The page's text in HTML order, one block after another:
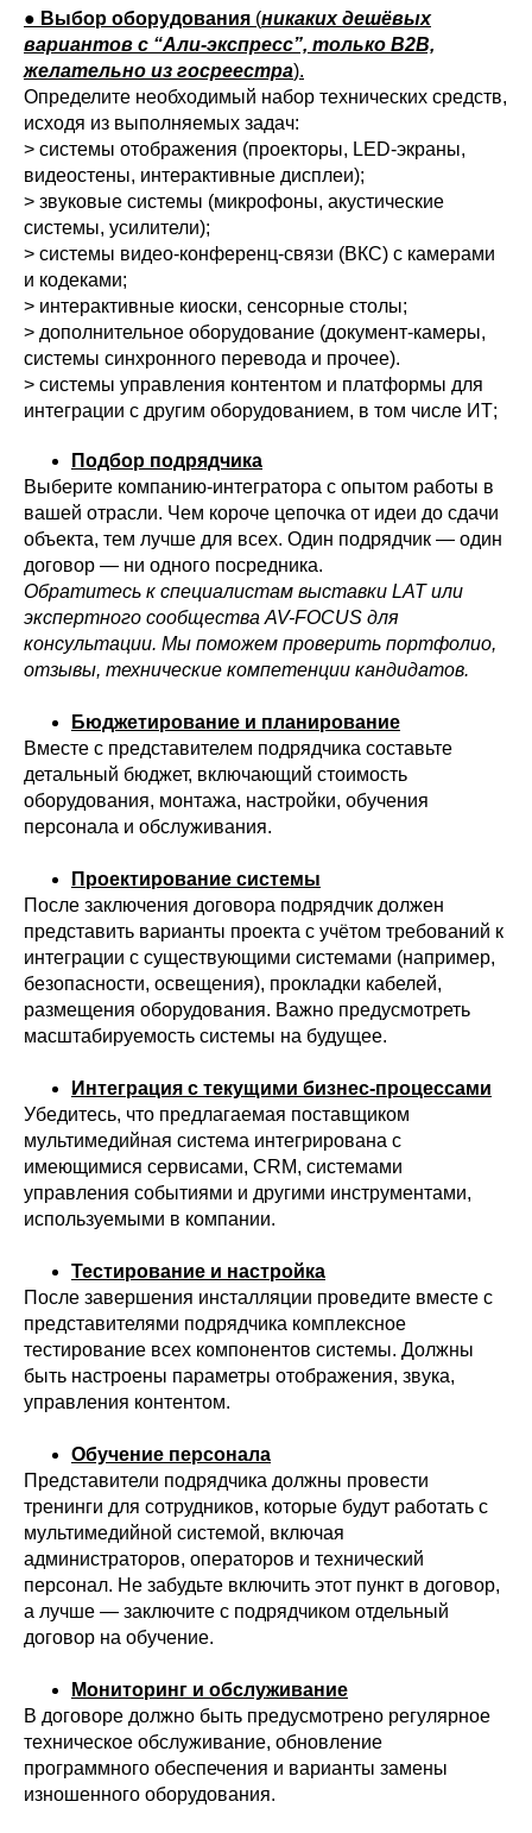
● Выбор оборудования (никаких дешёвых
вариантов с “Али-экспресс”, только B2B,
желательно из госреестра).
Определите необходимый набор технических средств,
исходя из выполняемых задач:
> системы отображения (проекторы, LED-экраны,
видеостены, интерактивные дисплеи);
> звуковые системы (микрофоны, акустические
системы, усилители);
> системы видео-конференц-связи (ВКС) с камерами
и кодеками;
> интерактивные киоски, сенсорные столы;
> дополнительное оборудование (документ-камеры,
системы синхронного перевода и прочее).
> системы управления контентом и платформы для
интеграции с другим оборудованием, в том числе ИТ;
Подбор подрядчика
Выберите компанию-интегратора с опытом работы в
вашей отрасли. Чем короче цепочка от идеи до сдачи
объекта, тем лучше для всех. Один подрядчик — один
договор — ни одного посредника.
Обратитесь к специалистам выставки LAT или
экспертного сообщества AV-FOCUS для
консультации. Мы поможем проверить портфолио,
отзывы, технические компетенции кандидатов.
Бюджетирование и планирование
Вместе с представителем подрядчика составьте
детальный бюджет, включающий стоимость
оборудования, монтажа, настройки, обучения
персонала и обслуживания.
Проектирование системы
После заключения договора подрядчик должен
представить варианты проекта с учётом требований к
интеграции с существующими системами (например,
безопасности, освещения), прокладки кабелей,
размещения оборудования. Важно предусмотреть
масштабируемость системы на будущее.
Интеграция с текущими бизнес-процессами
Убедитесь, что предлагаемая поставщиком
мультимедийная система интегрирована с
имеющимися сервисами, CRM, системами
управления событиями и другими инструментами,
используемыми в компании.
Тестирование и настройка
После завершения инсталляции проведите вместе с
представителями подрядчика комплексное
тестирование всех компонентов системы. Должны
быть настроены параметры отображения, звука,
управления контентом.
Обучение персонала
Представители подрядчика должны провести
тренинги для сотрудников, которые будут работать с
мультимедийной системой, включая
администраторов, операторов и технический
персонал. Не забудьте включить этот пункт в договор,
а лучше — заключите с подрядчиком отдельный
договор на обучение.
Мониторинг и обслуживание
В договоре должно быть предусмотрено регулярное
техническое обслуживание, обновление
программного обеспечения и варианты замены
изношенного оборудования.